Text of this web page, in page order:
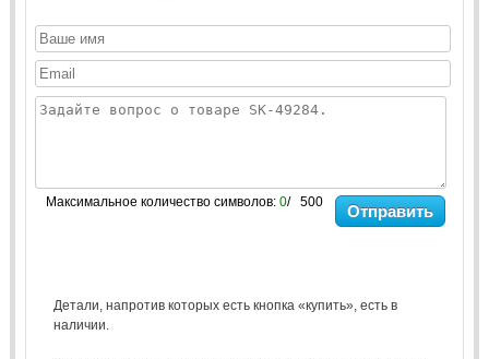
Максимальное количество символов: 0/ 500 Отправить
Детали, напротив которых есть кнопка «купить», есть в
наличии.